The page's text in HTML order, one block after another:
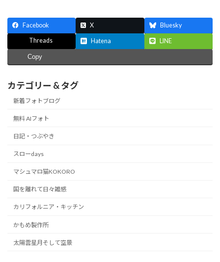
Facebook X Bluesky
Threads Hatena LINE
Copy
カテゴリー & タグ
新着フォトブログ
無料 AIフォト
日記・つぶやき
スローdays
マシュマロ猫KOKORO
国を離れて日々雑感
カリフォルニア・キッチン
かもめ製作所
太陽雲星月そして空景